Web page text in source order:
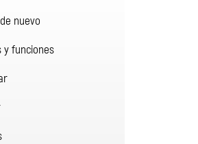
nuevo
y funciones